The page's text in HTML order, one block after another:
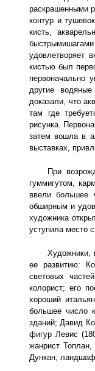
раскрашенными
контур и
кисть,
удовлетворяет
кистью был
первоначально
другие
доказали, что
там где
рисунка.
затем вошла в
выставках,
При
гуммигутом,
ввели большее
обширным и
художника
уступила место
Художники,
ее развитию:
световых
колорист; его
хороший
большее число
зданий; Давид
фигур Левис
жанрист
Дункан;